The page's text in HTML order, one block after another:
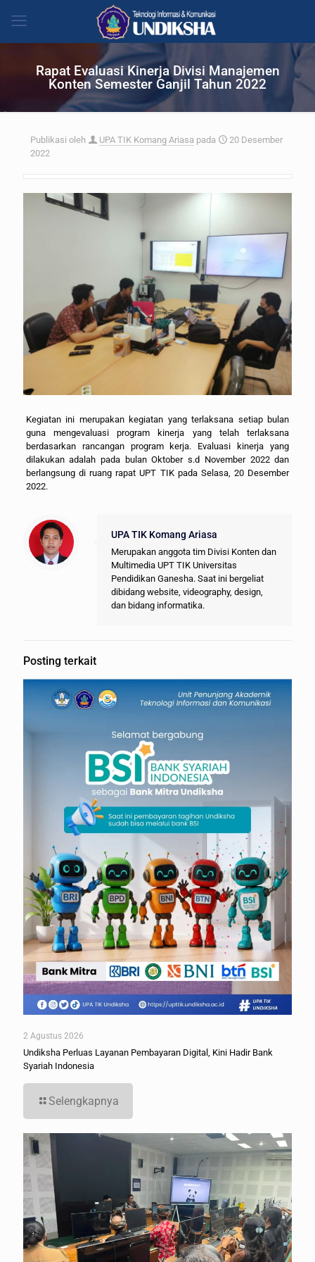
Rapat Evaluasi Kinerja Divisi Manajemen
Konten Semester Ganjil Tahun 2022
Publikasi oleh UPA TIK Komang Ariasa pada
20 Desember
2022
Kegiatan ini merupakan kegiatan yang terlaksana setiap bulan
guna mengevaluasi program kinerja yang telah terlaksana
berdasarkan rancangan program kerja. Evaluasi kinerja yang
dilakukan adalah pada bulan Oktober s.d November 2022 dan
berlangsung di ruang rapat UPT TIK pada Selasa, 20 Desember
2022.
UPA TIK Komang Ariasa
Merupakan anggota tim Divisi Konten dan
Multimedia UPT TIK Universitas
Pendidikan Ganesha. Saat ini bergeliat
dibidang website, videography, design,
dan bidang informatika.
Posting terkait
2 Agustus 2026
Undiksha Perluas Layanan Pembayaran Digital, Kini Hadir Bank
Syariah Indonesia
Selengkapnya